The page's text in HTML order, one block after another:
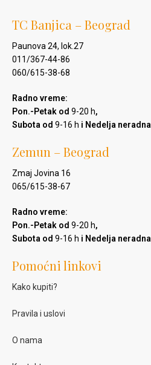
TC Banjica – Beograd
Paunova 24, lok.27
011/367-44-86
060/615-38-68
Radno vreme:
Pon.-Petak od 9-20 h,
Subota od 9-16 h i Nedelja neradna
Zemun – Beograd
Zmaj Jovina 16
065/615-38-67
Radno vreme:
Pon.-Petak od 9-20 h,
Subota od 9-16 h i Nedelja neradna
Pomoćni linkovi
Kako kupiti?
Pravila i uslovi
O nama